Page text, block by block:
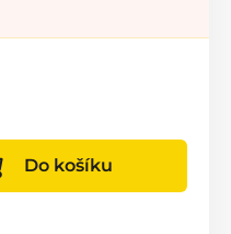
Do košíku